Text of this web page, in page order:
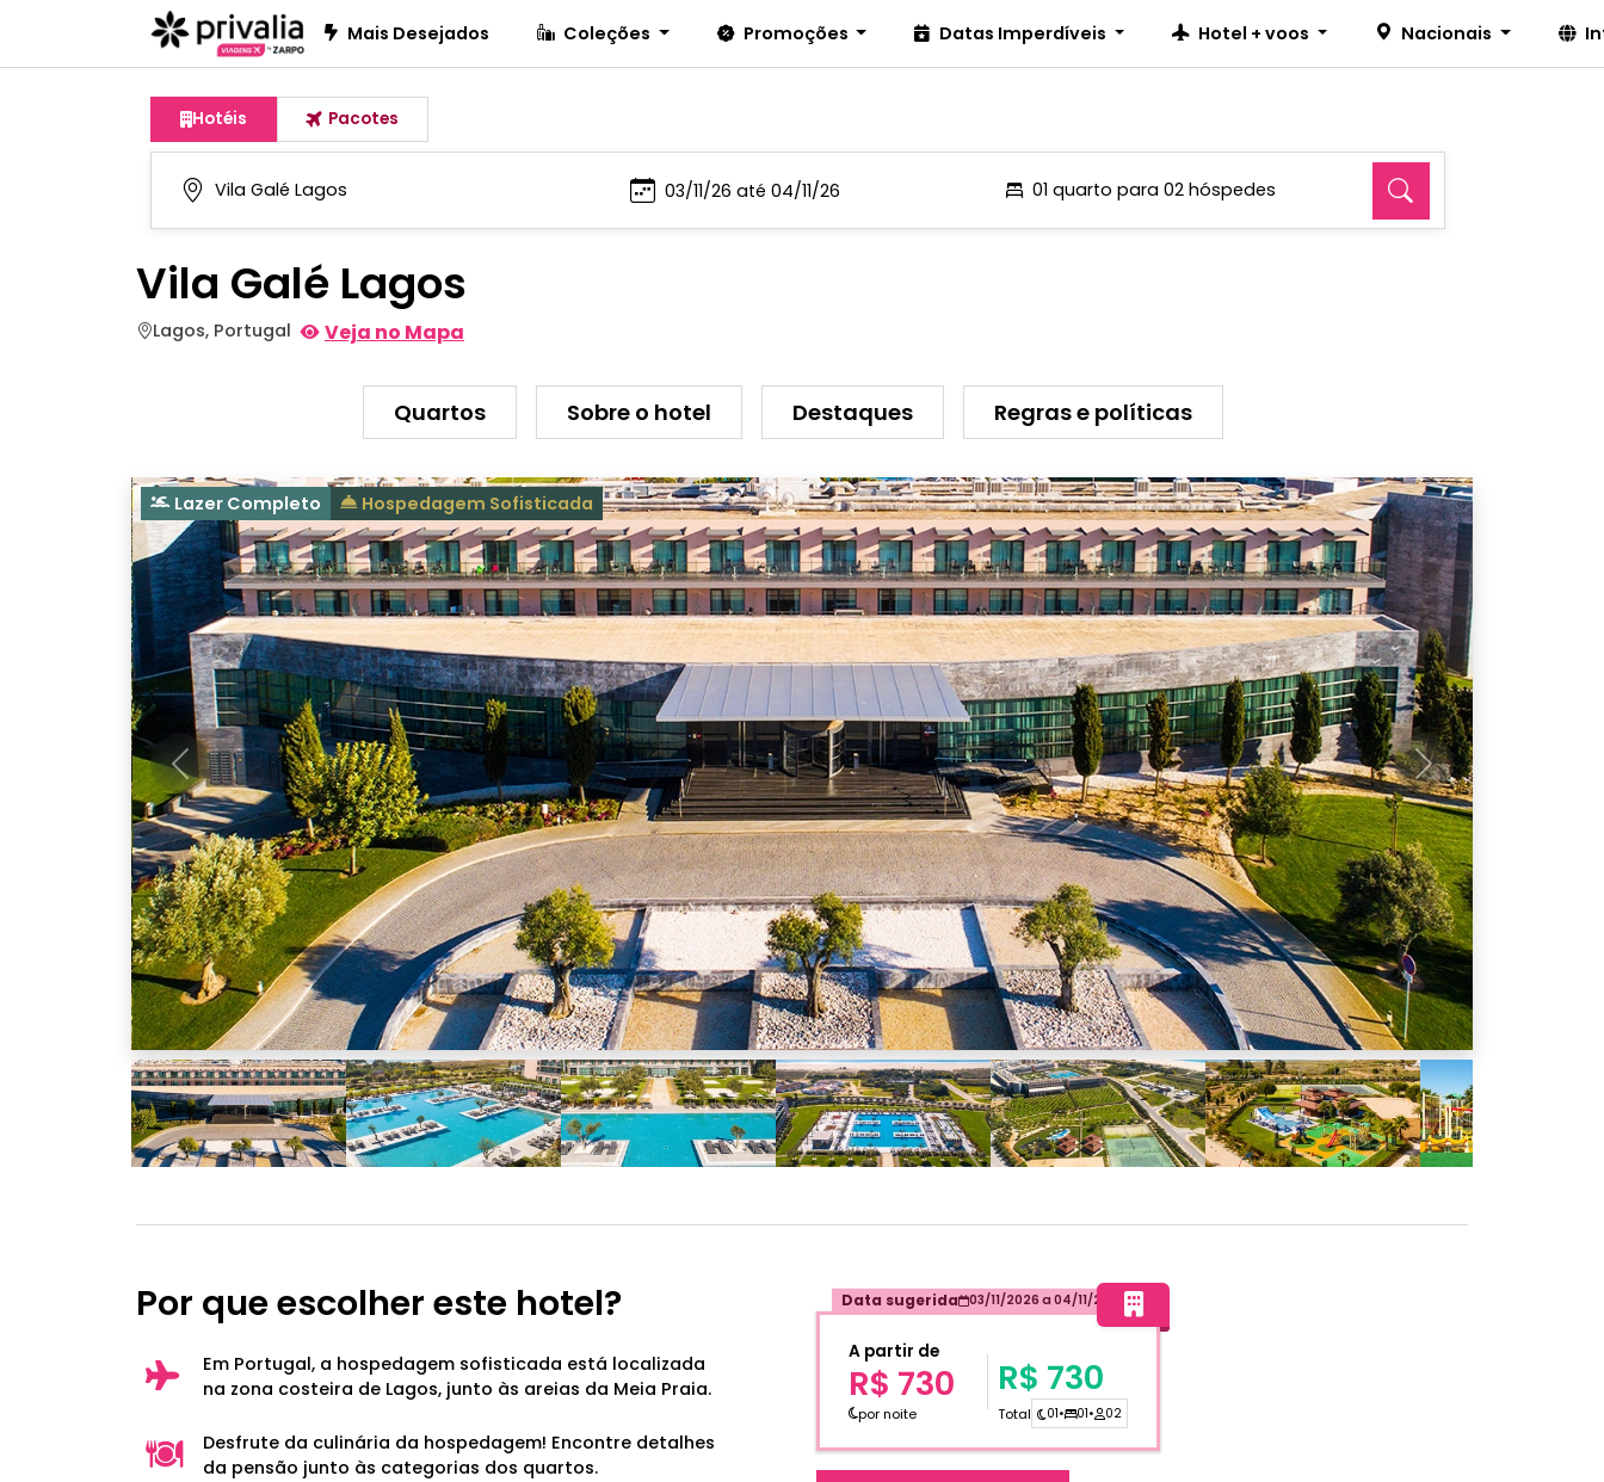
Mais Desejados Coleções Promoções Datas Imperdíveis Hotel + voos Nacionais
Hotéis Pacotes
01 quarto para 02 hóspedes
Vila Galé Lagos
Lagos, Portugal Veja no Mapa
Quartos Sobre o hotel Destaques Regras e políticas
Anterior Próximo
Lazer Completo Hospedagem Sofisticada
Por que escolher este hotel?
Em Portugal, a hospedagem sofisticada está localizada
na zona costeira de Lagos, junto às areias da Meia Praia.
Desfrute da culinária da hospedagem! Encontre detalhes
da pensão junto às categorias dos quartos.
Data sugerida 03/11/2026 a 04/11/2026
A partir de
R$ 730
por noite
R$ 730
Total 01• 01• 02